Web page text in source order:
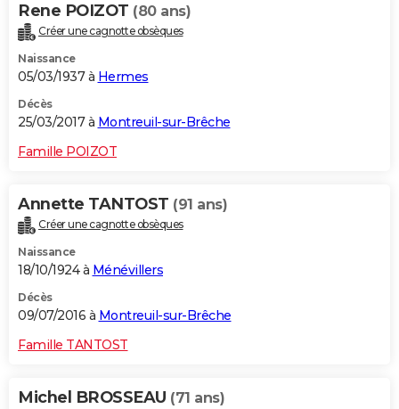
Rene POIZOT (80 ans)
Créer une cagnotte obsèques
Naissance
05/03/1937 à Hermes
Décès
25/03/2017 à Montreuil-sur-Brêche
Famille POIZOT
Annette TANTOST (91 ans)
Créer une cagnotte obsèques
Naissance
18/10/1924 à Ménévillers
Décès
09/07/2016 à Montreuil-sur-Brêche
Famille TANTOST
Michel BROSSEAU (71 ans)